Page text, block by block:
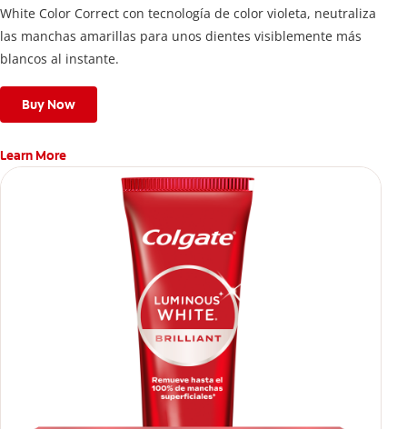
White Color Correct con tecnología de color violeta, neutraliza
las manchas amarillas para unos dientes visiblemente más
blancos al instante.
Buy Now
Learn More